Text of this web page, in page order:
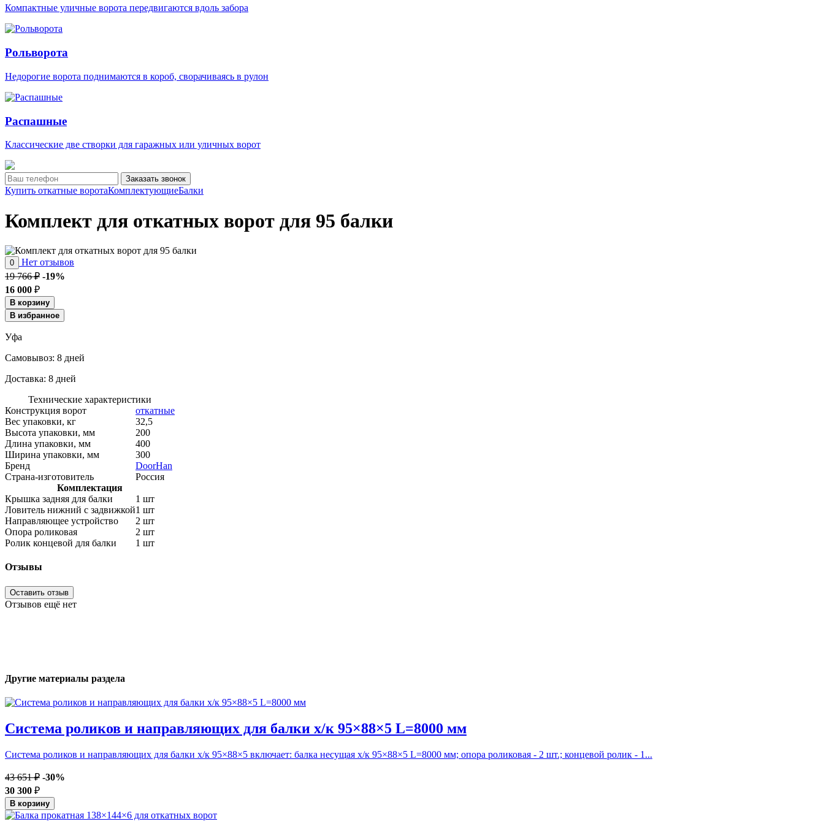
Компактные уличные ворота передвигаются вдоль забора
Рольворота
Недорогие ворота поднимаются в короб, сворачиваясь в рулон
Распашные
Классические две створки для гаражных или уличных ворот
Заказать звонок
Купить откатные воротаКомплектующиеБалки
Комплект для откатных ворот для 95 балки
0
Нет отзывов
19 766 ₽ -19%
16 000 ₽
В корзину
В избранное
Уфа
Cамовывоз: 8 дней
Доставка: 8 дней
Технические характеристики
Конструкция ворот
откатные
Вес упаковки, кг
32,5
Высота упаковки, мм
200
Длина упаковки, мм
400
Ширина упаковки, мм
300
Бренд
DoorHan
Страна-изготовитель
Россия
Комплектация
Крышка задняя для балки
1 шт
Ловитель нижний с задвижкой1 шт
Направляющее устройство
2 шт
Опора роликовая
2 шт
Ролик концевой для балки
1 шт
Отзывы
Оставить отзыв
Отзывов ещё нет
Другие материалы раздела
Система роликов и направляющих для балки х/к 95×88×5 L=8000 мм
Система роликов и направляющих для балки х/к 95×88×5 включает: балка несущая х/к 95×88×5 L=8000 мм; опора роликовая - 2 шт.; концевой ролик - 1...
43 651 ₽ -30%
30 300 ₽
В корзину